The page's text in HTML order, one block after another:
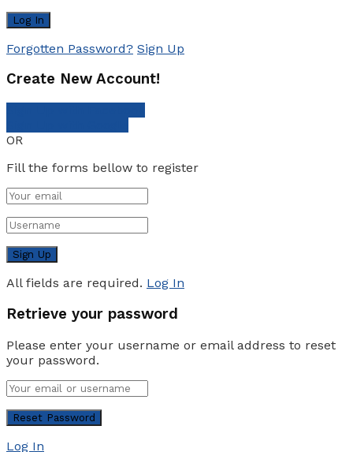
Forgotten Password? Sign Up
Create New Account!
OR
Fill the forms bellow to register
All fields are required. Log In
Retrieve your password
Please enter your username or email address to reset
your password.
Log In